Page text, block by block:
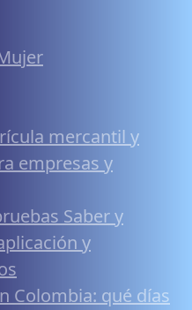
mercantil y
empresas y
Saber y
y
Colombia: qué días